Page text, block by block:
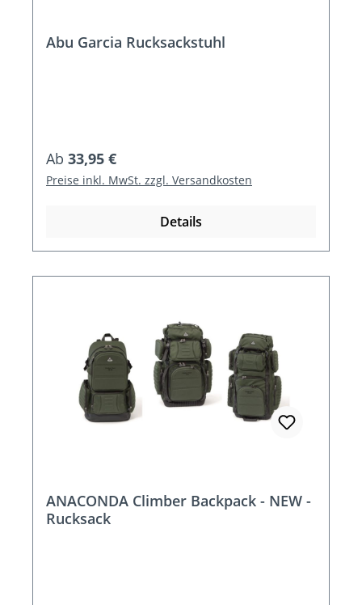
Abu Garcia Rucksackstuhl
Regulärer Preis:
Ab 33,95 €
Preise inkl. MwSt. zzgl. Versandkosten
Details
ANACONDA Climber Backpack - NEW -
Rucksack